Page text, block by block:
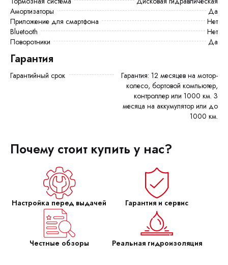
Амортизаторы
Да
Приложение для смартфона
Нет
Bluetooth
Нет
Поворотники
Да
Гарантия
Гарантийный срок
Гарантия: 12 месяцев на мотор-
колесо, бортовой компьютер,
контроллер или 1000 км. 3
месяца на аккумулятор или до
1000 км.
Почему стоит купить у нас?
Настройка перед выдачей Гарантия и сервис
Честные обзоры Реальная гидроизоляция